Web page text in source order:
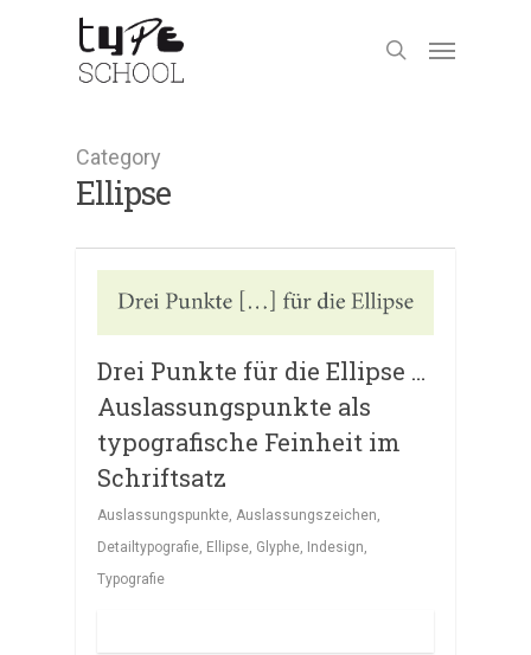
Category
Ellipse
Drei Punkte für die Ellipse …
Auslassungspunkte als
typografische Feinheit im
Schriftsatz
Auslassungspunkte, Auslassungszeichen,
Detailtypografie, Ellipse, Glyphe, Indesign,
Typografie